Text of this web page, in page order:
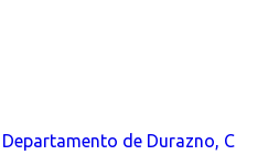
de Durazno, C